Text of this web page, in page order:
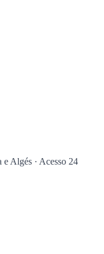
e Algés · Acesso 24